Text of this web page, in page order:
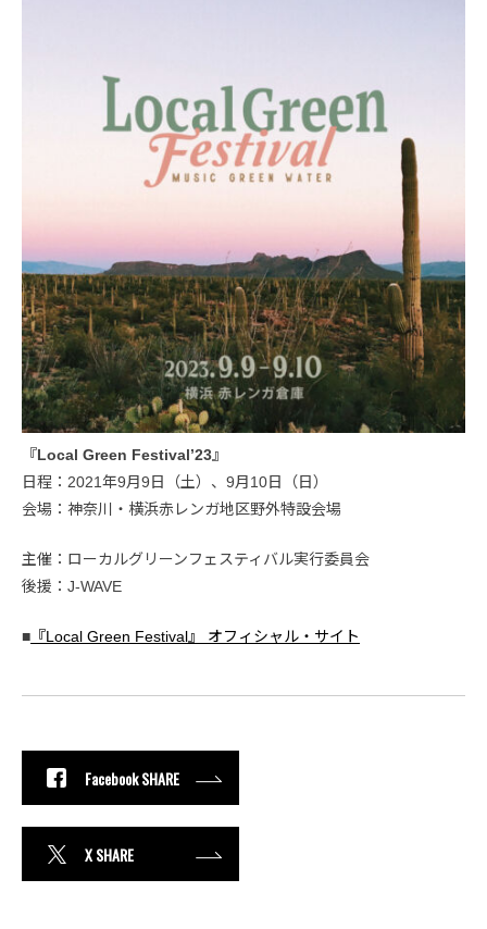
『Local Green Festival’23』
日程：2021年9月9日（土）、9月10日（日）
会場：神奈川・横浜赤レンガ地区野外特設会場
主催：ローカルグリーンフェスティバル実行委員会
後援：J-WAVE
■ 『Local Green Festival』 オフィシャル・サイト
Facebook SHARE
X SHARE